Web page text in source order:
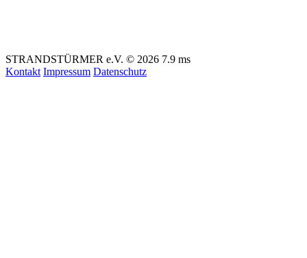
STRANDSTÜRMER e.V. © 2026 7.9 ms
Kontakt Impressum Datenschutz